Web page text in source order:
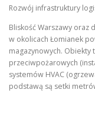
Rozwój infrastruktury
Bliskość Warszawy oraz
w okolicach Łomianek
magazynowych.
przeciwpożarowych
systemów HVAC
podstawą są setki